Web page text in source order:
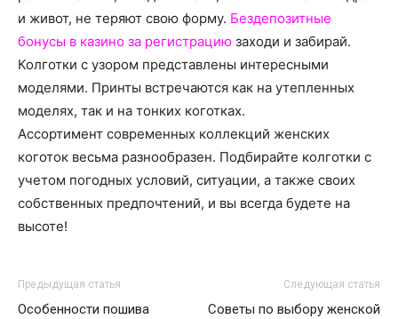
и живот, не теряют свою форму. Бездепозитные
бонусы в казино за регистрацию заходи и забирай.
Колготки с узором представлены интересными
моделями. Принты встречаются как на утепленных
моделях, так и на тонких коготках.
Ассортимент современных коллекций женских
коготок весьма разнообразен. Подбирайте колготки с
учетом погодных условий, ситуации, а также своих
собственных предпочтений, и вы всегда будете на
высоте!
Предыдущая статья
Особенности пошива
Следующая статья
Советы по выбору женской